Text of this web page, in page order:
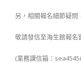
另，相關報名細節疑問
敬請發信至海生館報名
(業務課信箱：